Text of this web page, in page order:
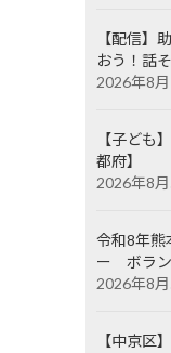
【配信】
おう！話
2026年8
【子ども
都府】
2026年8
令和8年
ー ボラン
2026年8
【中京区